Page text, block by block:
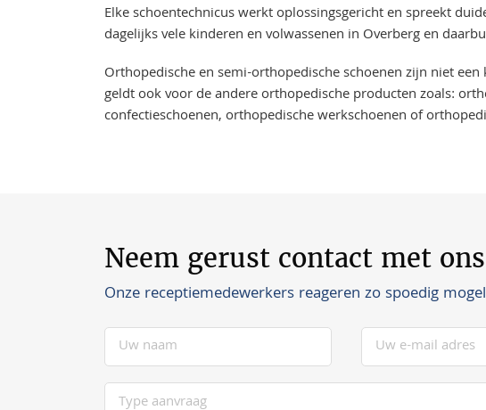
Elke schoentechnicus werkt oplossingsgericht en spreekt
dagelijks vele kinderen en volwassenen in Overberg en
​​​​Orthopedische en semi-orthopedische schoenen zijn niet
geldt ook voor de andere orthopedische producten zoals:
confectieschoenen, orthopedische werkschoenen of
Neem gerust contact met
Onze receptiemedewerkers reageren zo spoedig